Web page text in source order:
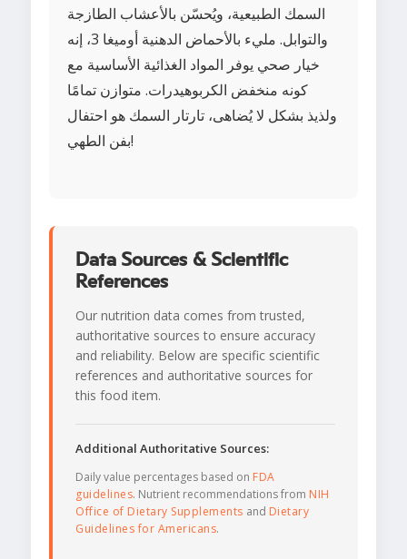
السمك الطبيعية، ويُحسّن بالأعشاب الطازجة
والتوابل. مليء بالأحماض الدهنية أوميغا 3، إنه
خيار صحي يوفر المواد الغذائية الأساسية مع
كونه منخفض الكربوهيدرات. متوازن تمامًا
ولذيذ بشكل لا يُضاهى، تارتار السمك هو احتفال
بفن الطهي!
Data Sources & Scientific
References
Our nutrition data comes from trusted,
authoritative sources to ensure accuracy
and reliability. Below are specific scientific
references and authoritative sources for
this food item.
Additional Authoritative Sources:
Daily value percentages based on FDA
guidelines. Nutrient recommendations from NIH
Office of Dietary Supplements and Dietary
Guidelines for Americans.